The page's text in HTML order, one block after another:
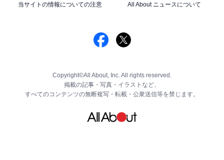
当サイトの情報についての注意
All About ニュースについて
Copyright©All About, Inc. All rights reserved.
掲載の記事・写真・イラストなど、
すべてのコンテンツの無断複写・転載・公衆送信等を禁じます。